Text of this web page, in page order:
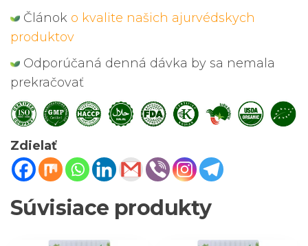
Článok o kvalite našich ajurvédskych
produktov
Odporúčaná denná dávka by sa nemala
prekračovať
Zdielať
Súvisiace produkty